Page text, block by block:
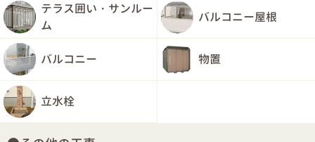
テラス囲い・サンルー
ム
バルコニー屋根
バルコニー 物置
立水栓